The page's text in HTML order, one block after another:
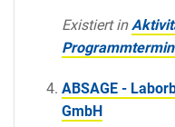
Existiert in
ABSAGE -
GmbH